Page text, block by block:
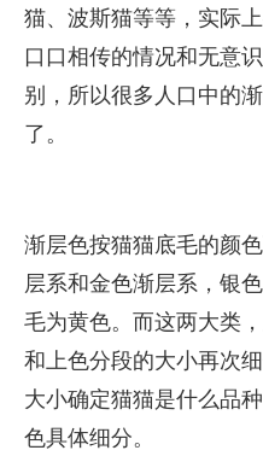
猫、波斯猫等等，实际
口口相传的情况和无意
别，所以很多人口中的
了。
渐层色按猫猫底毛的颜
层系和金色渐层系，银
毛为黄色。而这两大类
和上色分段的大小再次
大小确定猫猫是什么品
色具体细分。